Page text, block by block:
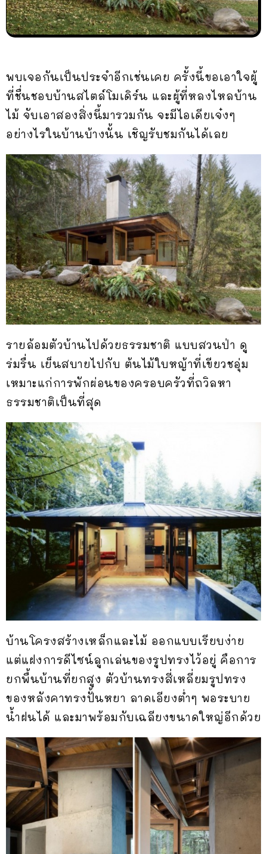
พบเจอกันเป็นประจำอีกเช่นเคย ครั้งนี้ขอเอาใจผู้
ที่ชื่นชอบบ้านสไตล์โมเดิร์น และผู้ที่หลงไหลบ้าน
ไม้ จับเอาสองสิ่งนี้มารวมกัน จะมีไอเดียเจ๋งๆ
อย่างไรในบ้านบ้างนั้น เชิญรับชมกันได้เลย
รายล้อมตัวบ้านไปด้วยธรรมชาติ แบบสวนป่า ดู
ร่มรื่น เย็นสบายไปกับ ต้นไม้ใบหญ้าที่เขียวชอุ่ม
เหมาะแก่การพักผ่อนของครอบครัวที่ถวิลหา
ธรรมชาติเป็นที่สุด
บ้านโครงสร้างเหล็กและไม้ ออกแบบเรียบง่าย
แต่แฝงการดีไซน์ลูกเล่นของรูปทรงไว้อยู่ คือการ
ยกพื้นบ้านที่ยกสูง ตัวบ้านทรงสี่เหลี่ยมรูปทรง
ของหลังคาทรงปั้นหยา ลาดเอียงต่ำๆ พอระบาย
น้ำฝนได้ และมาพร้อมกับเฉลียงขนาดใหญ่อีกด้วย